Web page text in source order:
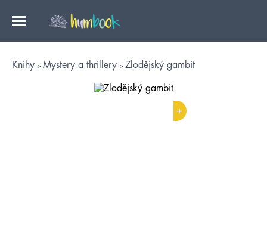
Knihy Mystery a thrillery Zlodějský gambit
+